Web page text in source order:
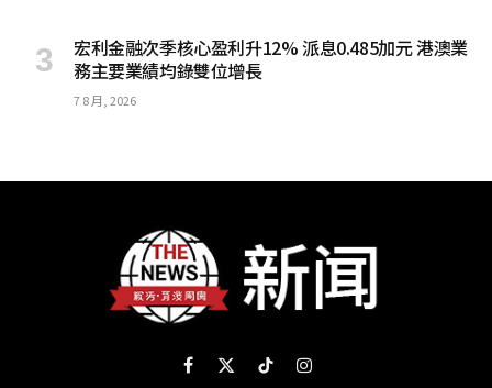
宏利金融次季核心盈利升12% 派息0.485加元 港澳業
務主要業績均錄雙位增長
7 8 月, 2026
Facebook
X
TikTokInstagram